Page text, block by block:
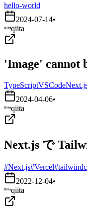
hello-world
2024-07-14•
qiita
'Image' cannot
TypeScriptVSCode
2024-04-06•
qiita
Next.js で
#Next.js#Vercel
2022-12-04•
qiita